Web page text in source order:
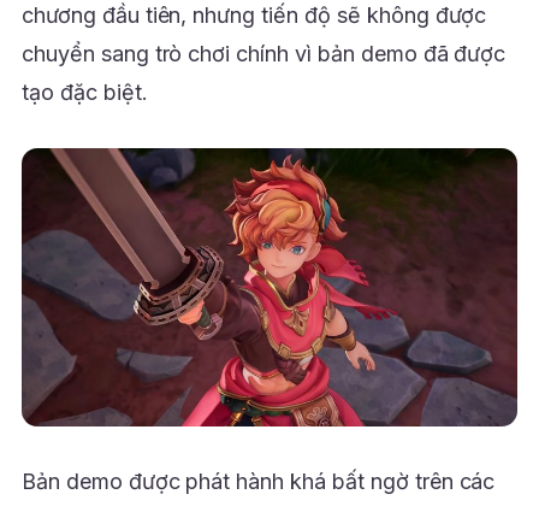
chương đầu tiên, nhưng tiến độ sẽ không được
chuyển sang trò chơi chính vì bản demo đã được
tạo đặc biệt.
Bản demo được phát hành khá bất ngờ trên các